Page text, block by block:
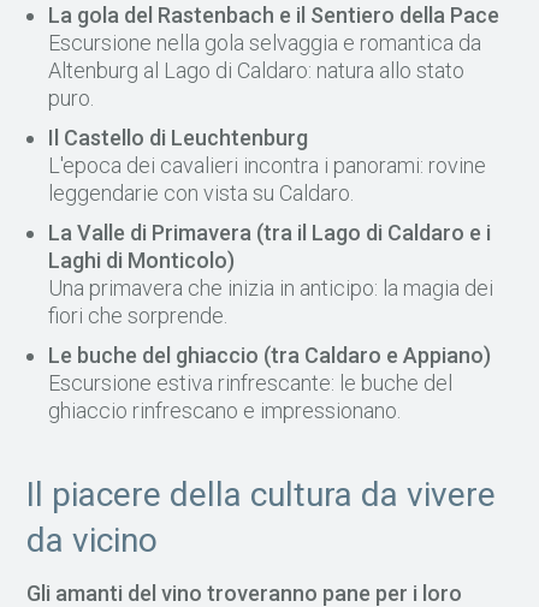
La gola del Rastenbach e il Sentiero della Pace
Escursione nella gola selvaggia e romantica da
Altenburg al Lago di Caldaro: natura allo stato
puro.
Il Castello di Leuchtenburg
L'epoca dei cavalieri incontra i panorami: rovine
leggendarie con vista su Caldaro.
La Valle di Primavera (tra il Lago di Caldaro e i
Laghi di Monticolo)
Una primavera che inizia in anticipo: la magia dei
fiori che sorprende.
Le buche del ghiaccio (tra Caldaro e Appiano)
Escursione estiva rinfrescante: le buche del
ghiaccio rinfrescano e impressionano.
Il piacere della cultura da vivere
da vicino
Gli amanti del vino troveranno pane per i loro